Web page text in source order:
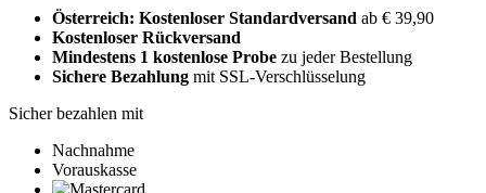
Österreich: Kostenloser Standardversand ab € 39,90
Kostenloser Rückversand
Mindestens 1 kostenlose Probe zu jeder Bestellung
Sichere Bezahlung mit SSL-Verschlüsselung
Sicher bezahlen mit
Nachnahme
Vorauskasse